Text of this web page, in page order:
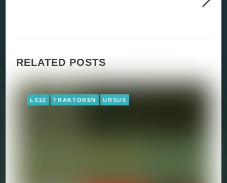
RELATED POSTS
LS22 TRAKTOREN URSUS